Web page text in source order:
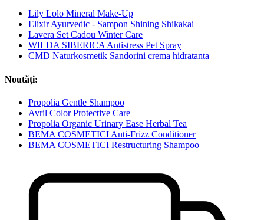
Lily Lolo Mineral Make-Up
Elixir Ayurvedic - Șampon Shining Shikakai
Lavera Set Cadou Winter Care
WILDA SIBERICA Antistress Pet Spray
CMD Naturkosmetik Sandorini crema hidratanta
Noutăți:
Propolia Gentle Shampoo
Avril Color Protective Care
Propolia Organic Urinary Ease Herbal Tea
BEMA COSMETICI Anti-Frizz Conditioner
BEMA COSMETICI Restructuring Shampoo